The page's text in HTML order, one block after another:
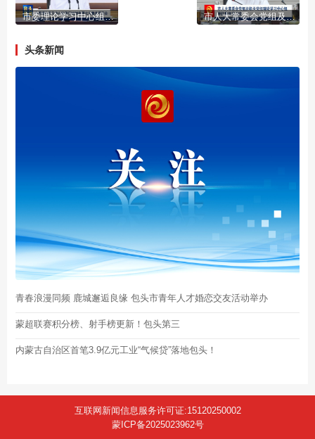
市委理论学习中心组举行2026年第七次集体学习会 市人大常委会党组及机关党组理论学习中心组举行集体学习会
头条新闻
青春浪漫同频 鹿城邂逅良缘 包头市青年人才婚恋交友活动举办
蒙超联赛积分榜、射手榜更新！包头第三
内蒙古自治区首笔3.9亿元工业“气候贷”落地包头！
互联网新闻信息服务许可证:15120250002
蒙ICP备2025023962号